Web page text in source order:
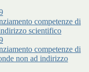
competenze di
scientifico
competenze di
non ad indirizzo